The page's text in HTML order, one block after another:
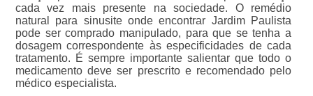
cada vez mais presente na sociedade. O remédio
natural para sinusite onde encontrar Jardim Paulista
pode ser comprado manipulado, para que se tenha a
dosagem correspondente às especificidades de cada
tratamento. É sempre importante salientar que todo o
medicamento deve ser prescrito e recomendado pelo
médico especialista.